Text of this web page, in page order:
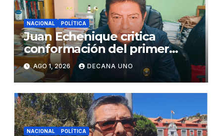
NACIONAL POLÍTICA
Juan Echenique critica
conformación del primer
gabinete ministerial de Keiko
Fujimori
AGO 1, 2026 DECANA UNO
NACIONAL POLÍTICA